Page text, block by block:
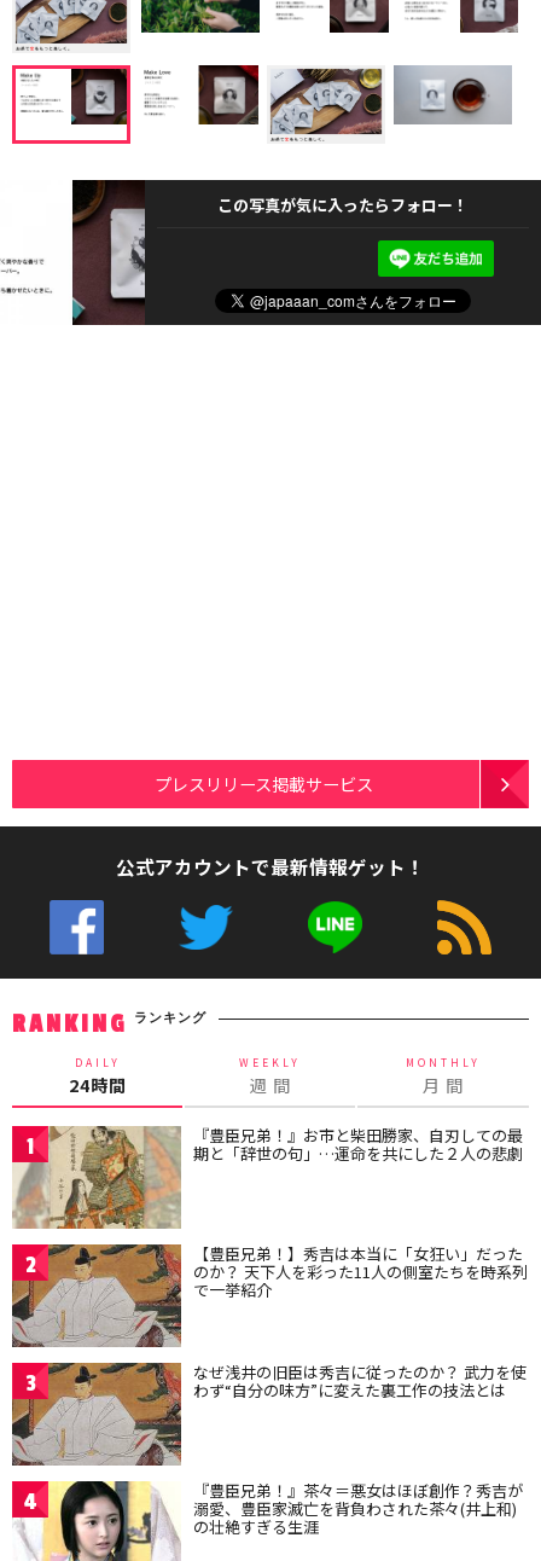
この写真が気に入ったらフォロー！
プレスリリース掲載サービス
公式アカウントで最新情報ゲット！
RANKING ランキング
DAILY
24時間
WEEKLY
週 間
MONTHLY
月 間
1 『豊臣兄弟！』お市と柴田勝家、自刃しての最
期と「辞世の句」…運命を共にした２人の悲劇
2 【豊臣兄弟！】秀吉は本当に「女狂い」だった
のか？ 天下人を彩った11人の側室たちを時系列
で一挙紹介
3 なぜ浅井の旧臣は秀吉に従ったのか？ 武力を使
わず“自分の味方”に変えた裏工作の技法とは
4 『豊臣兄弟！』茶々＝悪女はほぼ創作？秀吉が
溺愛、豊臣家滅亡を背負わされた茶々(井上和)
の壮絶すぎる生涯